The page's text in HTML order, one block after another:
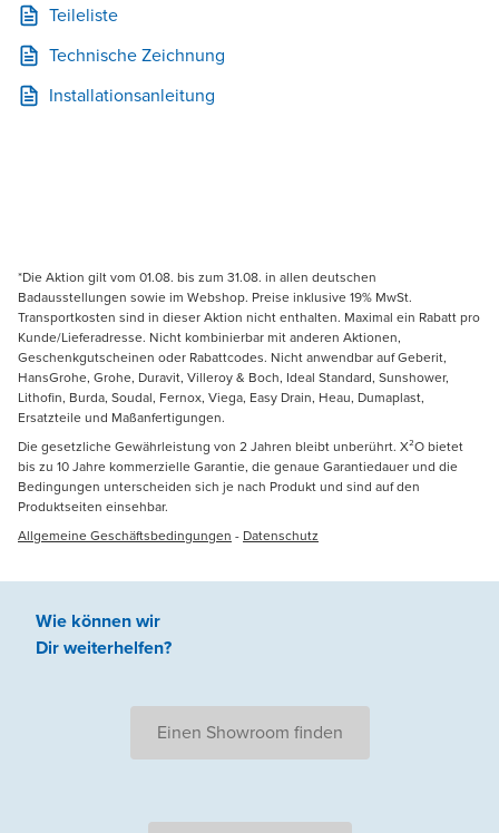
Teileliste
Technische Zeichnung
Installationsanleitung
*Die Aktion gilt vom 01.08. bis zum 31.08. in allen deutschen
Badausstellungen sowie im Webshop. Preise inklusive 19% MwSt.
Transportkosten sind in dieser Aktion nicht enthalten. Maximal ein Rabatt pro
Kunde/Lieferadresse. Nicht kombinierbar mit anderen Aktionen,
Geschenkgutscheinen oder Rabattcodes. Nicht anwendbar auf Geberit,
HansGrohe, Grohe, Duravit, Villeroy & Boch, Ideal Standard, Sunshower,
Lithofin, Burda, Soudal, Fernox, Viega, Easy Drain, Heau, Dumaplast,
Ersatzteile und Maßanfertigungen.
Die gesetzliche Gewährleistung von 2 Jahren bleibt unberührt. X²O bietet
bis zu 10 Jahre kommerzielle Garantie, die genaue Garantiedauer und die
Bedingungen unterscheiden sich je nach Produkt und sind auf den
Produktseiten einsehbar.
Allgemeine Geschäftsbedingungen - Datenschutz
Wie können wir
Dir weiterhelfen?
Einen Showroom finden